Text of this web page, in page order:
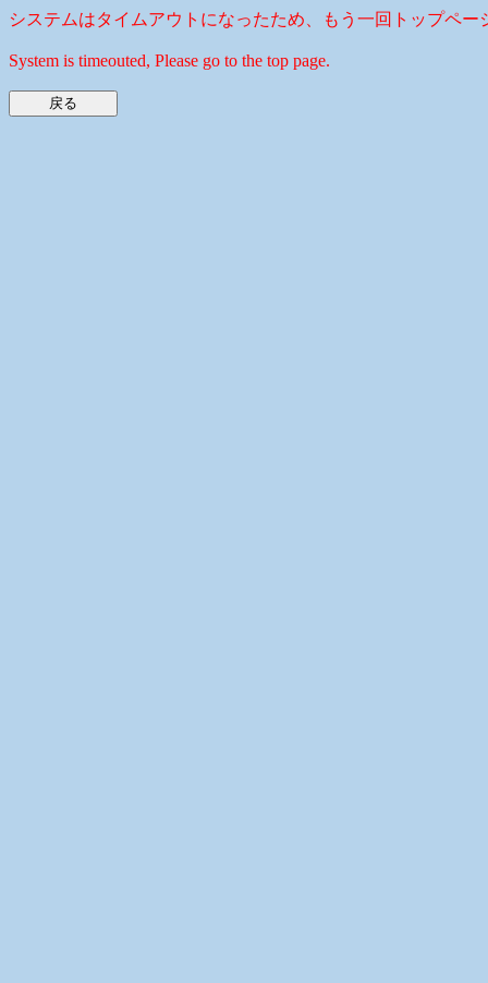
システムはタイムアウトになったため、もう一回トップペー
System is timeouted, Please go to the top page.